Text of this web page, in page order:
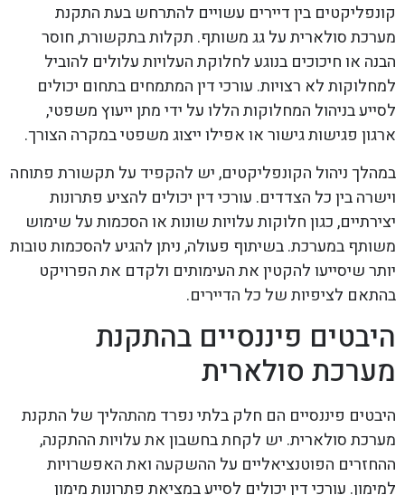
קונפליקטים בין דיירים עשויים להתרחש בעת התקנת
מערכת סולארית על גג משותף. תקלות בתקשורת, חוסר
הבנה או חיכוכים בנוגע לחלוקת העלויות עלולים להוביל
למחלוקות לא רצויות. עורכי דין המתמחים בתחום יכולים
לסייע בניהול המחלוקות הללו על ידי מתן ייעוץ משפטי,
ארגון פגישות גישור או אפילו ייצוג משפטי במקרה הצורך.
במהלך ניהול הקונפליקטים, יש להקפיד על תקשורת פתוחה
וישרה בין כל הצדדים. עורכי דין יכולים להציע פתרונות
יצירתיים, כגון חלוקות עלויות שונות או הסכמות על שימוש
משותף במערכת. בשיתוף פעולה, ניתן להגיע להסכמות טובות
יותר שיסייעו להקטין את העימותים ולקדם את הפרויקט
בהתאם לציפיות של כל הדיירים.
היבטים פיננסיים בהתקנת
מערכת סולארית
היבטים פיננסיים הם חלק בלתי נפרד מהתהליך של התקנת
מערכת סולארית. יש לקחת בחשבון את עלויות ההתקנה,
ההחזרים הפוטנציאליים על ההשקעה ואת האפשרויות
למימון. עורכי דין יכולים לסייע במציאת פתרונות מימון